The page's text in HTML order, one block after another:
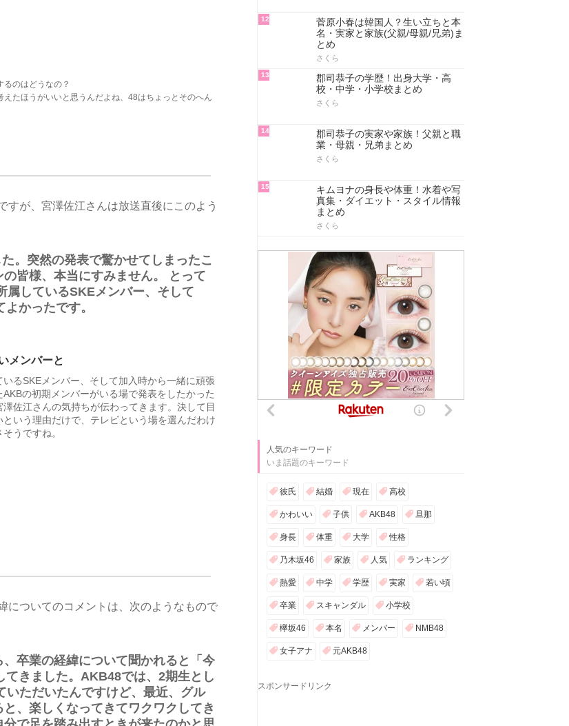
のはどうなの？
たほうがいいと思うんだよね、48はちょっとそのへん
が、宮澤佐江さんは放送直後にこのよう
。突然の発表で驚かせてしまったこ
皆様、本当にすみません。 とって
属しているSKEメンバー、そして
かったです。
メンバーと
いるSKEメンバー、そして加入時から一緒に頑張
AKBの初期メンバーがいる場で発表をしたかった
澤佐江さんの気持ちが伝わってきます。決して目
という理由だけで、テレビという場を選んだわけ
うですね。
についてのコメントは、次のようなもので
卒業の経緯について聞かれると「今
きました。AKB48では、2期生とし
いただいたんですけど、最近、グル
、楽しくなってきてワクワクしてき
12
菅原小春は韓国人？生い立ちと本
名・実家と家族(父親/母親/兄弟)ま
とめ
さくら
13
郡司恭子の学歴！出身大学・高
校・中学・小学校まとめ
さくら
14
郡司恭子の実家や家族！父親と職
業・母親・兄弟まとめ
さくら
15
キムヨナの身長や体重！水着や写
真集・ダイエット・スタイル情報
まとめ
さくら
人気のキーワード
いま話題のキーワード
彼氏 結婚 現在 高校
かわいい 子供 AKB48 旦那
身長 体重 大学 性格
乃木坂46 家族 人気 ランキング
熱愛 中学 学歴 実家 若い頃
卒業 スキャンダル 小学校
欅坂46 本名 メンバー NMB48
女子アナ 元AKB48
スポンサードリンク